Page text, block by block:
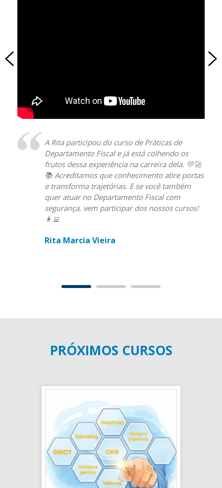
A Rita participou do curso de Práticas de
Departamento Fiscal e já está colhendo os
frutos dessa experiência na carreira dela. 💛🚀
📚 Acreditamos que conhecimento abre portas
e transforma trajetórias. E se você também
quer atuar no Departamento Fiscal com
segurança, vem participar dos nossos cursos!
👩‍💻
Rita Marcia Vieira
PRÓXIMOS CURSOS